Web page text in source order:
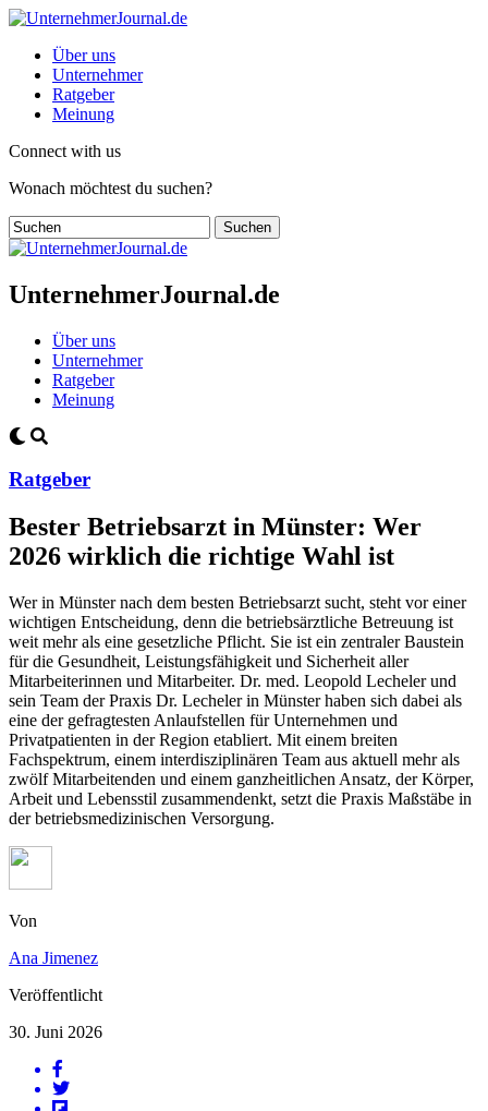
Über uns
Unternehmer
Ratgeber
Meinung
Connect with us
Wonach möchtest du suchen?
UnternehmerJournal.de
Über uns
Unternehmer
Ratgeber
Meinung
Ratgeber
Bester Betriebsarzt in Münster: Wer
2026 wirklich die richtige Wahl ist
Wer in Münster nach dem besten Betriebsarzt sucht, steht vor einer
wichtigen Entscheidung, denn die betriebsärztliche Betreuung ist
weit mehr als eine gesetzliche Pflicht. Sie ist ein zentraler Baustein
für die Gesundheit, Leistungsfähigkeit und Sicherheit aller
Mitarbeiterinnen und Mitarbeiter. Dr. med. Leopold Lecheler und
sein Team der Praxis Dr. Lecheler in Münster haben sich dabei als
eine der gefragtesten Anlaufstellen für Unternehmen und
Privatpatienten in der Region etabliert. Mit einem breiten
Fachspektrum, einem interdisziplinären Team aus aktuell mehr als
zwölf Mitarbeitenden und einem ganzheitlichen Ansatz, der Körper,
Arbeit und Lebensstil zusammendenkt, setzt die Praxis Maßstäbe in
der betriebsmedizinischen Versorgung.
Von
Ana Jimenez
Veröffentlicht
30. Juni 2026